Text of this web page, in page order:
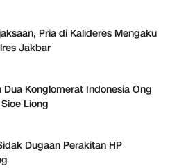
Pria di Kalideres Mengaku
Jakbar
Dua Konglomerat Indonesia Ong
Liong
Dugaan Perakitan HP